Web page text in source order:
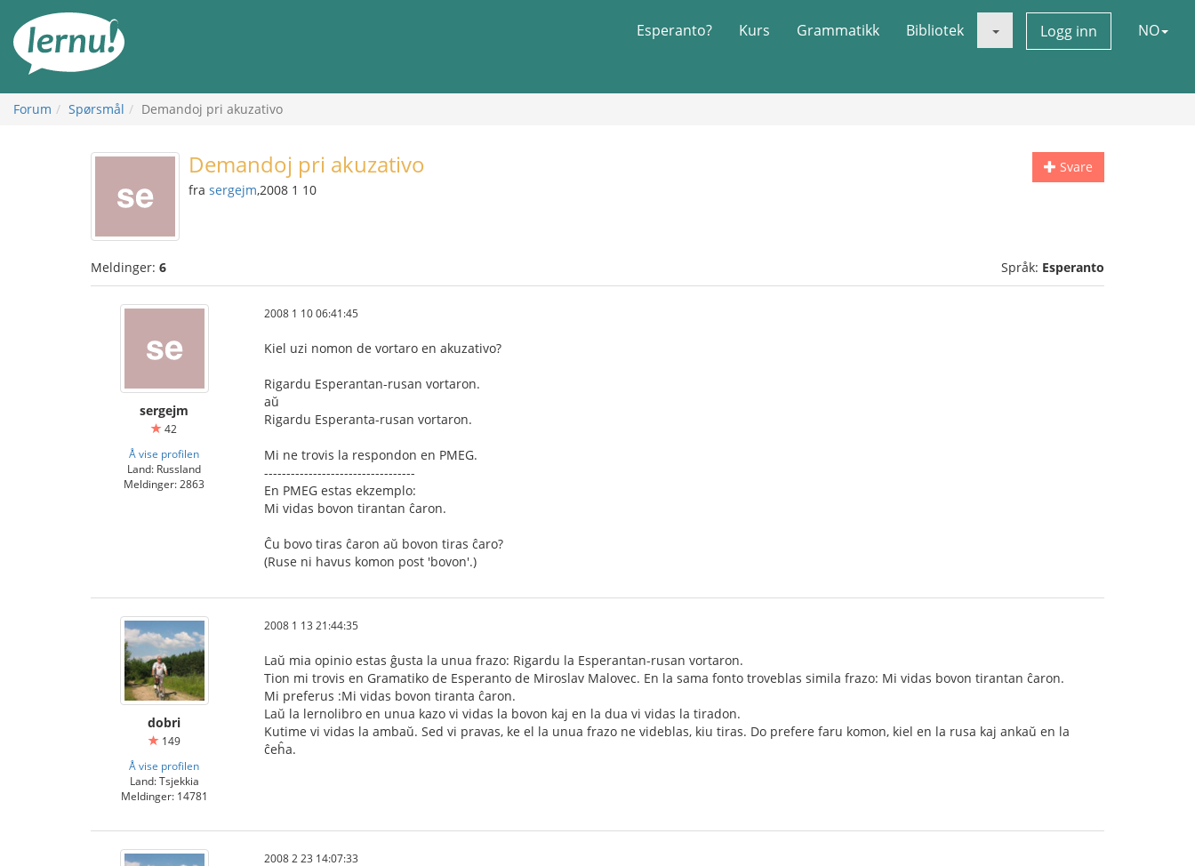
innholdet
Esperanto? Kurs Grammatikk Bibliotek Logg inn NO
Forum Spørsmål Demandoj pri akuzativo
Svare
Demandoj pri akuzativo
fra sergejm,2008 1 10
Meldinger: 6 Språk: Esperanto
sergejm
42
Å vise profilen
Land: Russland
Meldinger: 2863
2008 1 10 06:41:45
Kiel uzi nomon de vortaro en akuzativo?
Rigardu Esperantan-rusan vortaron.
aŭ
Rigardu Esperanta-rusan vortaron.
Mi ne trovis la respondon en PMEG.
----------------------------------
En PMEG estas ekzemplo:
Mi vidas bovon tirantan ĉaron.
Ĉu bovo tiras ĉaron aŭ bovon tiras ĉaro?
(Ruse ni havus komon post 'bovon'.)
dobri
149
Å vise profilen
Land: Tsjekkia
Meldinger: 14781
2008 1 13 21:44:35
Laŭ mia opinio estas ĝusta la unua frazo: Rigardu la Esperantan-rusan vortaron.
Tion mi trovis en Gramatiko de Esperanto de Miroslav Malovec. En la sama fonto troveblas simila frazo: Mi vidas bovon tirantan ĉaron.
Mi preferus :Mi vidas bovon tiranta ĉaron.
Laŭ la lernolibro en unua kazo vi vidas la bovon kaj en la dua vi vidas la tiradon.
Kutime vi vidas la ambaŭ. Sed vi pravas, ke el la unua frazo ne videblas, kiu tiras. Do prefere faru komon, kiel en la rusa kaj ankaŭ en la
ĉeĥa.
2008 2 23 14:07:33